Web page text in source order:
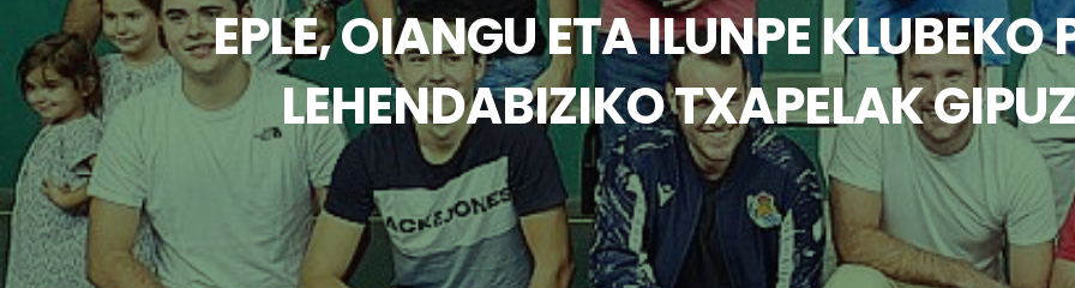
EPLE, OIANGU ETA ILUNPE KLUBEKO
LEHENDABIZIKO TXAPELAK